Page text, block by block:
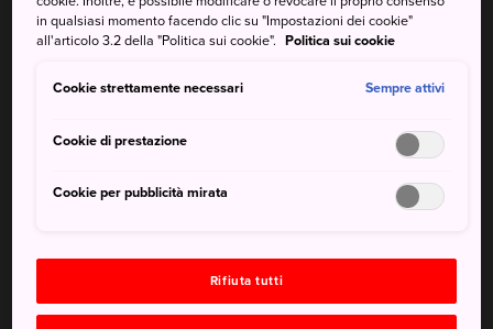
aspetta una piacevole sorpresa. Il festival estivo Hyuga
Hyottoko è uno dei festival Hyottoko di danza più grandi
visitatori.
Da non perdere
La parata principale e il festival il sabato sera
in qualsiasi momento facendo clic su "Impostazioni dei cookie"
all'articolo 3.2 della "Politica sui cookie". Politica sui cookie
Cookie strettamente necessari Sempre attivi
Cookie di prestazione
Cookie per pubblicità mirata
Rifiuta tutti